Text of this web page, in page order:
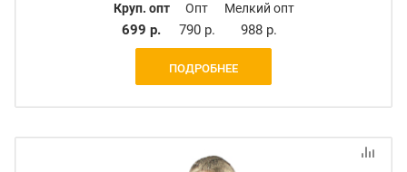
Круп. опт
699 р.
Опт
790 р.
Мелкий опт
988 р.
ПОДРОБНЕЕ